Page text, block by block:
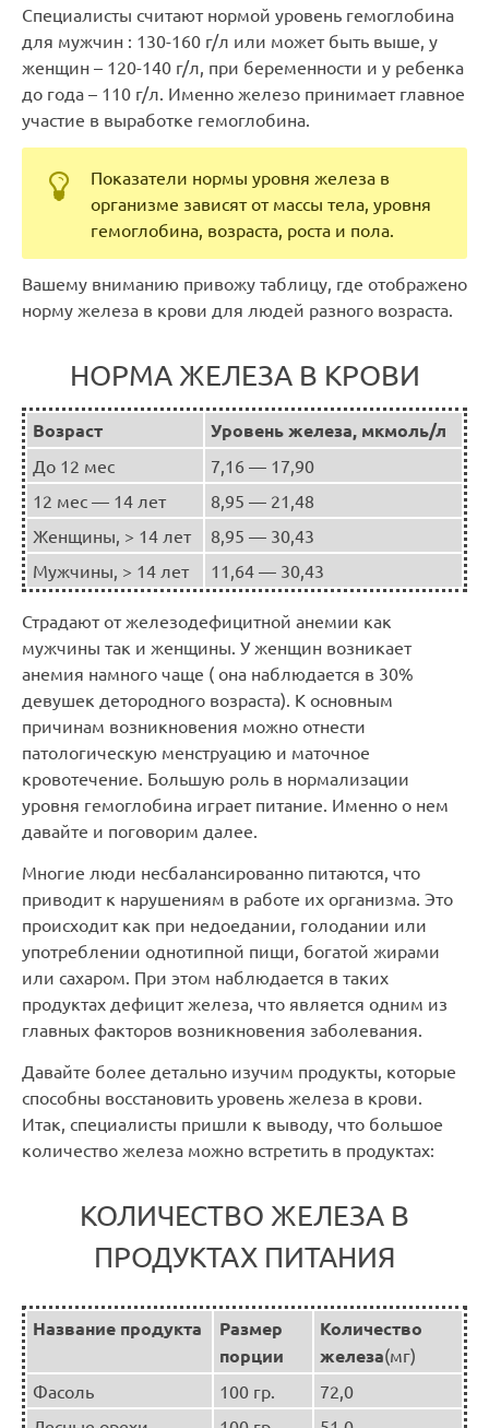
Специалисты считают нормой уровень гемоглобина
для мужчин : 130-160 г/л или может быть выше, у
женщин – 120-140 г/л, при беременности и у ребенка
до года – 110 г/л. Именно железо принимает главное
участие в выработке гемоглобина.
Показатели нормы уровня железа в
организме зависят от массы тела, уровня
гемоглобина, возраста, роста и пола.
Вашему вниманию привожу таблицу, где отображено
норму железа в крови для людей разного возраста.
НОРМА ЖЕЛЕЗА В КРОВИ
Возраст Уровень железа, мкмоль/л
До 12 мес
7,16 — 17,90
12 мес — 14 лет
8,95 — 21,48
Женщины, > 14 лет
8,95 — 30,43
Мужчины, > 14 лет
11,64 — 30,43
Страдают от железодефицитной анемии как
мужчины так и женщины. У женщин возникает
анемия намного чаще ( она наблюдается в 30%
девушек детородного возраста). К основным
причинам возникновения можно отнести
патологическую менструацию и маточное
кровотечение. Большую роль в нормализации
уровня гемоглобина играет питание. Именно о нем
давайте и поговорим далее.
Многие люди несбалансированно питаются, что
приводит к нарушениям в работе их организма. Это
происходит как при недоедании, голодании или
употреблении однотипной пищи, богатой жирами
или сахаром. При этом наблюдается в таких
продуктах дефицит железа, что является одним из
главных факторов возникновения заболевания.
Давайте более детально изучим продукты, которые
способны восстановить уровень железа в крови.
Итак, специалисты пришли к выводу, что большое
количество железа можно встретить в продуктах:
КОЛИЧЕСТВО ЖЕЛЕЗА В
ПРОДУКТАХ ПИТАНИЯ
Название продукта
Размер
порции
Количество
железа(мг)
Фасоль
100 гр.
72,0